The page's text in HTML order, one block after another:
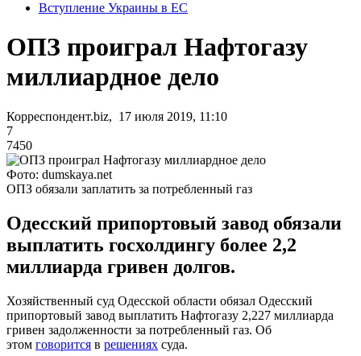
Вступление Украины в ЕС
ОПЗ проиграл Нафтогазу
миллиардное дело
Корреспондент.biz, 17 июля 2019, 11:10
7
7450
Фото: dumskaya.net
ОПЗ обязали заплатить за потребленный газ
Одесский припортовый завод обязали
выплатить госхолдингу более 2,2
миллиарда гривен долгов.
Хозяйственный суд Одесской области обязал Одесский
припортовый завод выплатить Нафтогазу 2,227 миллиарда
гривен задолженности за потребленный газ. Об
этом говорится в решениях суда.